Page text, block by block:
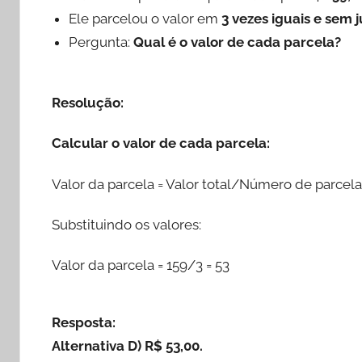
Ele parcelou o valor em3 vezes iguais e sem
Pergunta:Qual é o valor de cada parcela?
Resolução:
Calcular o valor de cada parcela:
Valor da parcela = Valor total/Número de
Substituindo os valores:
Valor da parcela = 159/3 = 53
Resposta:
Alternativa D) R$ 53,00.